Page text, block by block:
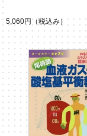
5,060円 （税込み）